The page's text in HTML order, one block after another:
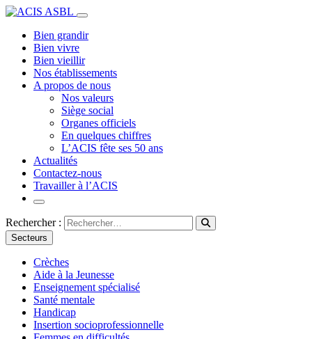
Bien grandir
Bien vivre
Bien vieillir
Nos établissements
A propos de nous
Nos valeurs
Siège social
Organes officiels
En quelques chiffres
L’ACIS fête ses 50 ans
Actualités
Contactez-nous
Travailler à l’ACIS
Rechercher :
Secteurs
Crèches
Aide à la Jeunesse
Enseignement spécialisé
Santé mentale
Handicap
Insertion socioprofessionnelle